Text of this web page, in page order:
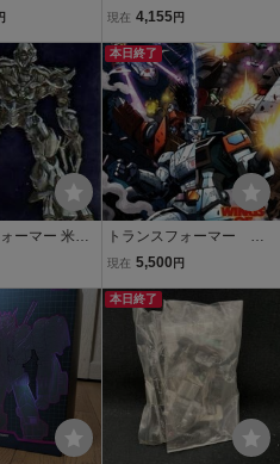
TCC timelin
コレクター
ニメイテッド t
A
マー EZコレクション
スプライム 非売品
現在 4,155円
ーマー 米国
ボスホイル
本日終了
トランスフォーマー ア
メコミ TFCC TCC timelin
Con2009 コレクターズク
ラブ b
現在 5,500 円
本日終了